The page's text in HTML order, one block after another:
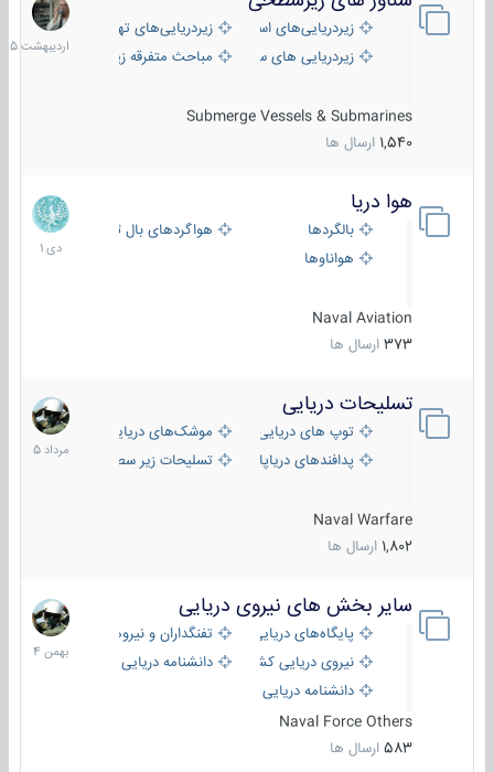
زیردریایی‌های استراتژیکزیردریایی‌های تهاجمی
زیردریایی های سبک
مباحث متفرقه زیرسطحی
Submerge Vessels & Submarines
1,540 ارسال ها
1405
هوا دریا
بالگردها
هواگردهای بال ثابت
هواناوها
Naval Aviation
373 ارسال ها
12
دی
1401
تسلیحات دریایی
توپ های دریایی
موشک‌های دریایی
پدافندهای دریاپایه
تسلیحات زیر سطحی
Naval Warfare
1,802 ارسال ها
2
مرداد
1405
سایر بخش های نیروی دریایی
پایگاه‌های دریایی
تفنگداران و نیروهای ویژه‌ی دریایی
نیروی دریایی کشورهای مختلفدانشنامه دریایی
دانشنامه دریایی کپی
Naval Force Others
583 ارسال ها
22
بهمن
1404